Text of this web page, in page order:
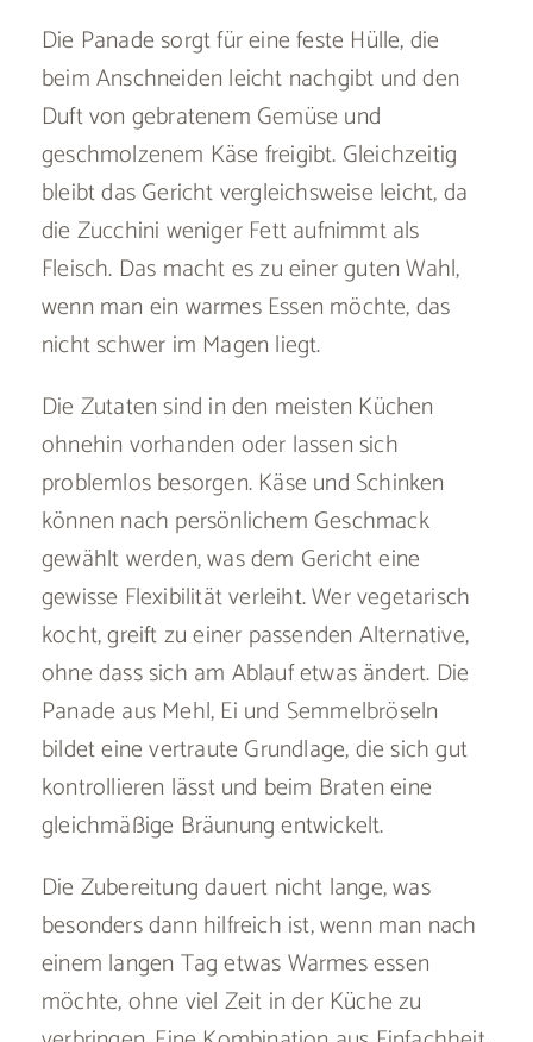
Die Panade sorgt für eine feste Hülle, die
beim Anschneiden leicht nachgibt und den
Duft von gebratenem Gemüse und
geschmolzenem Käse freigibt. Gleichzeitig
bleibt das Gericht vergleichsweise leicht, da
die Zucchini weniger Fett aufnimmt als
Fleisch. Das macht es zu einer guten Wahl,
wenn man ein warmes Essen möchte, das
nicht schwer im Magen liegt.
Die Zutaten sind in den meisten Küchen
ohnehin vorhanden oder lassen sich
problemlos besorgen. Käse und Schinken
können nach persönlichem Geschmack
gewählt werden, was dem Gericht eine
gewisse Flexibilität verleiht. Wer vegetarisch
kocht, greift zu einer passenden Alternative,
ohne dass sich am Ablauf etwas ändert. Die
Panade aus Mehl, Ei und Semmelbröseln
bildet eine vertraute Grundlage, die sich gut
kontrollieren lässt und beim Braten eine
gleichmäßige Bräunung entwickelt.
Die Zubereitung dauert nicht lange, was
besonders dann hilfreich ist, wenn man nach
einem langen Tag etwas Warmes essen
möchte, ohne viel Zeit in der Küche zu